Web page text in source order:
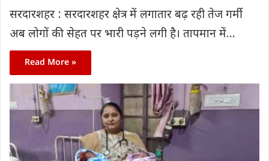
सरदारशहर : सरदारशहर क्षेत्र में लगातार बढ़ रही तेज गर्मी
अब लोगों की सेहत पर भारी पड़ने लगी है। तापमान में…
Read More »